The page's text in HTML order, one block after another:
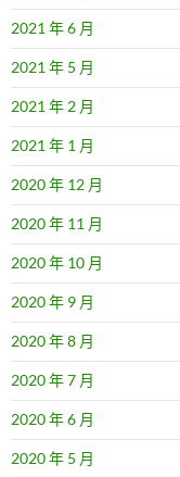
2021 年 6 月
2021 年 5 月
2021 年 2 月
2021 年 1 月
2020 年 12 月
2020 年 11 月
2020 年 10 月
2020 年 9 月
2020 年 8 月
2020 年 7 月
2020 年 6 月
2020 年 5 月